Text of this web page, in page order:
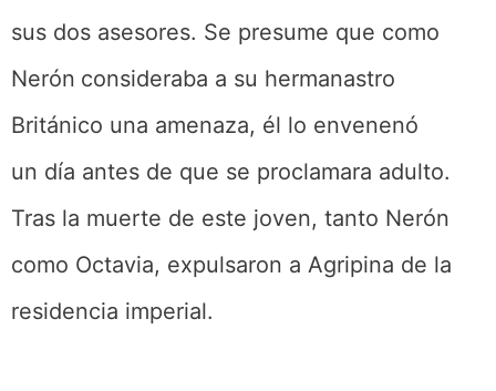
sus dos asesores. Se presume que como
Nerón consideraba a su hermanastro
Británico una amenaza, él lo envenenó
un día antes de que se proclamara adulto.
Tras la muerte de este joven, tanto Nerón
como Octavia, expulsaron a Agripina de la
residencia imperial.